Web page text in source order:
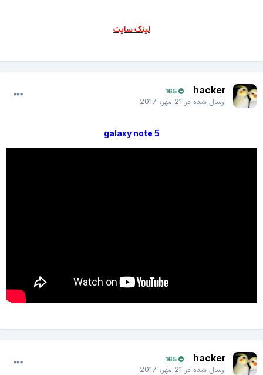
لینک سایت
hacker
165
ارسال شده در21 مهر، 2017
galaxy note 5
hacker
165
ارسال شده در21 مهر، 2017